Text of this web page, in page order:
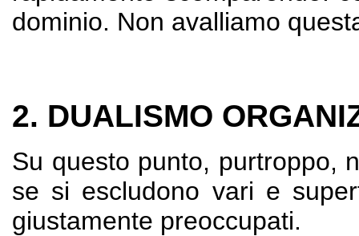
dominio. Non avalliamo
2. DUALISMO
Su questo punto, purtroppo,
se si escludono vari e
giustamente preoccupati.